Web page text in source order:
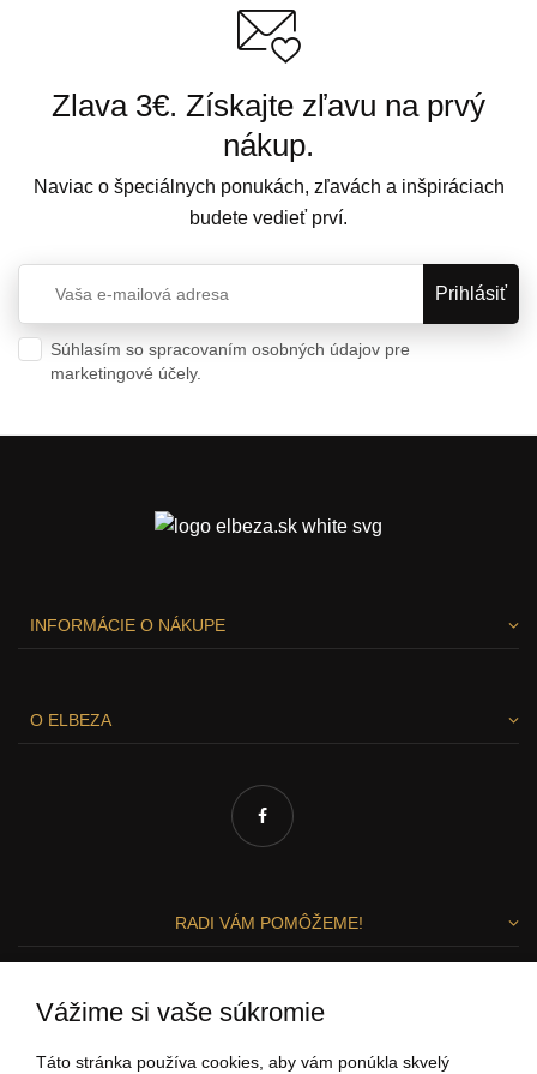
Zlava 3€. Získajte zľavu na prvý
nákup.
Naviac o špeciálnych ponukách, zľavách a inšpiráciach
budete vedieť prví.
Súhlasím so spracovaním osobných údajov pre
marketingové účely.
INFORMÁCIE O NÁKUPE
O ELBEZA
RADI VÁM POMÔŽEME!
Zuzka a Lenka
Vážime si vaše súkromie
Táto stránka používa cookies, aby vám ponúkla skvelý